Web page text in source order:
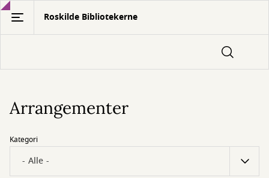
Gå
hovedindhold
Roskilde Bibliotekerne
Arrangementer
Kategori